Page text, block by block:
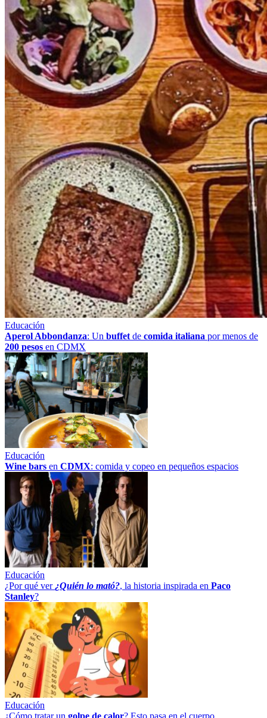
Educación
Aperol Abbondanza: Un buffet de comida italiana por menos de
200 pesos en CDMX
Educación
Wine bars en CDMX: comida y copeo en pequeños espacios
Educación
¿Por qué ver ¿Quién lo mató?, la historia inspirada en Paco
Stanley?
Educación
¿Cómo tratar un golpe de calor? Esto pasa en el cuerpo